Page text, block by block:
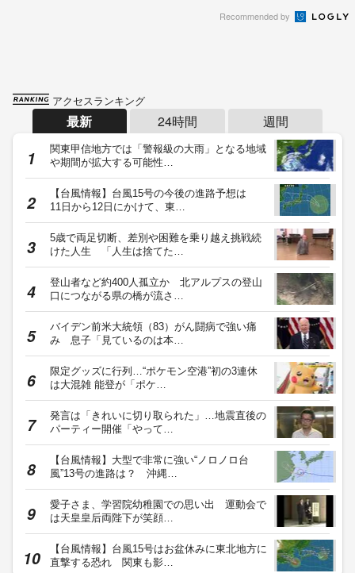
Recommended by
アクセスランキング
最新 24時間 週間
関東甲信地方では「警報級の大雨」となる地域
や期間が拡大する可能性…
【台風情報】台風15号の今後の進路予想は
11日から12日にかけて、東…
5歳で両足切断、差別や困難を乗り越え挑戦続
けた人生 「人生は捨てた…
登山者など約400人孤立か 北アルプスの登山
口につながる県の橋が流さ…
バイデン前米大統領（83）がん闘病で強い痛
み 息子「見ているのは本…
限定グッズに行列…“ポケモン空港”初の3連休
は大混雑 能登が「ポケ…
発言は「きれいに切り取られた」…地震直後の
パーティー開催「やって…
【台風情報】大型で非常に強い“ノロノロ台
風”13号の進路は？ 沖縄…
愛子さま、学習院幼稚園での思い出 運動会で
は天皇皇后両陛下が笑顔…
【台風情報】台風15号はお盆休みに東北地方に
直撃する恐れ 関東も影…